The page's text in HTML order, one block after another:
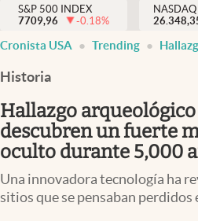
DÓLAR
Inmigración
Espiritual
Streaming
PC y mobile
S&P 500 INDEX
7709,96
-0.18%
NASDAQ
Cronista USA Trending
Historia
Hallazgo
descubren un fuerte
oculto durante 5,000
Una innovadora tecnología ha
sitios que se pensaban perdidos